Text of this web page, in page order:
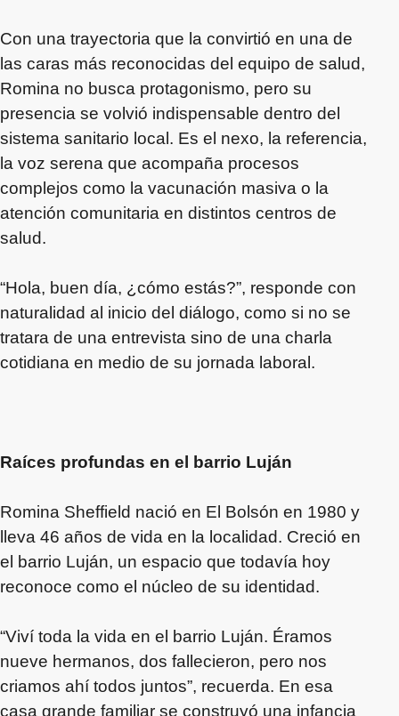
Con una trayectoria que la convirtió en una de
las caras más reconocidas del equipo de salud,
Romina no busca protagonismo, pero su
presencia se volvió indispensable dentro del
sistema sanitario local. Es el nexo, la referencia,
la voz serena que acompaña procesos
complejos como la vacunación masiva o la
atención comunitaria en distintos centros de
salud.
“Hola, buen día, ¿cómo estás?”, responde con
naturalidad al inicio del diálogo, como si no se
tratara de una entrevista sino de una charla
cotidiana en medio de su jornada laboral.
Raíces profundas en el barrio Luján
Romina Sheffield nació en El Bolsón en 1980 y
lleva 46 años de vida en la localidad. Creció en
el barrio Luján, un espacio que todavía hoy
reconoce como el núcleo de su identidad.
“Viví toda la vida en el barrio Luján. Éramos
nueve hermanos, dos fallecieron, pero nos
criamos ahí todos juntos”, recuerda. En esa
casa grande familiar se construyó una infancia